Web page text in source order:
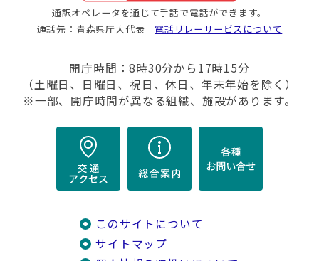
通訳オペレータを通じて手話で電話ができます。
通話先：青森県庁大代表 電話リレーサービスについて
開庁時間：8時30分から17時15分
（土曜日、日曜日、祝日、休日、年末年始を除く）
※一部、開庁時間が異なる組織、施設があります。
このサイトについて
サイトマップ